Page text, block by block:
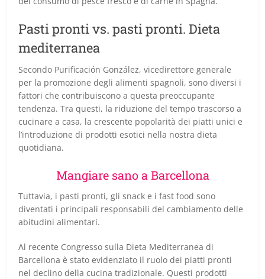
Pasti pronti vs. pasti pronti. Dieta
mediterranea
Secondo Purificación González, vicedirettore generale
per la promozione degli alimenti spagnoli, sono diversi i
fattori che contribuiscono a questa preoccupante
tendenza. Tra questi, la riduzione del tempo trascorso a
cucinare a casa, la crescente popolarità dei piatti unici e
l’introduzione di prodotti esotici nella nostra dieta
quotidiana.
Mangiare sano a Barcellona
Tuttavia, i pasti pronti, gli snack e i fast food sono
diventati i principali responsabili del cambiamento delle
abitudini alimentari.
Al recente Congresso sulla Dieta Mediterranea di
Barcellona è stato evidenziato il ruolo dei piatti pronti
nel declino della cucina tradizionale. Questi prodotti